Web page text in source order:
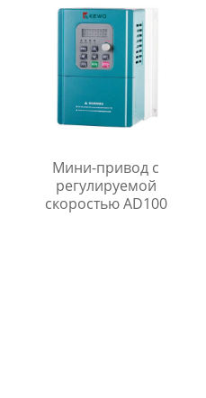
Мини-привод с
регулируемой
скоростью AD100